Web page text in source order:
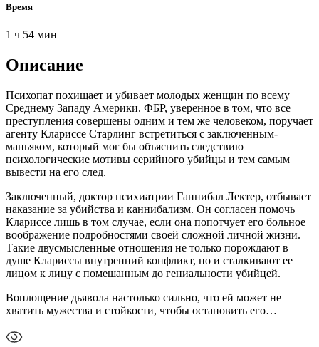
Время
1 ч 54 мин
Описание
Психопат похищает и убивает молодых женщин по всему
Среднему Западу Америки. ФБР, уверенное в том, что все
преступления совершены одним и тем же человеком, поручает
агенту Клариссе Старлинг встретиться с заключенным-
маньяком, который мог бы объяснить следствию
психологические мотивы серийного убийцы и тем самым
вывести на его след.
Заключенный, доктор психиатрии Ганнибал Лектер, отбывает
наказание за убийства и каннибализм. Он согласен помочь
Клариссе лишь в том случае, если она попотчует его больное
воображение подробностями своей сложной личной жизни.
Такие двусмысленные отношения не только порождают в
душе Клариссы внутренний конфликт, но и сталкивают ее
лицом к лицу с помешанным до гениальности убийцей.
Воплощение дьявола настолько сильно, что ей может не
хватить мужества и стойкости, чтобы остановить его…